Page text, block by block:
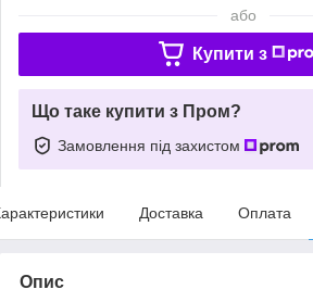
або
Купити з
Що таке купити з Пром?
Замовлення під захистом
Доставка Оплата
Опис